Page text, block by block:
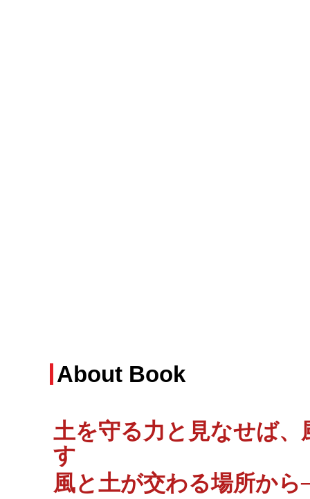
About Book
土を守る力と見なせば、
す
風と土が交わる場所か